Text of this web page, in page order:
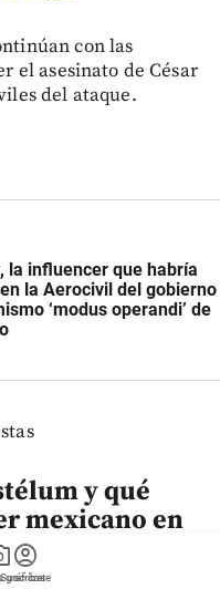
gráficos
account_circle
Suscríbete
con las
el asesinato de César
del ataque.
la influencer que habría
la Aerocivil del gobierno
‘modus operandi’ de
y qué
mexicano en